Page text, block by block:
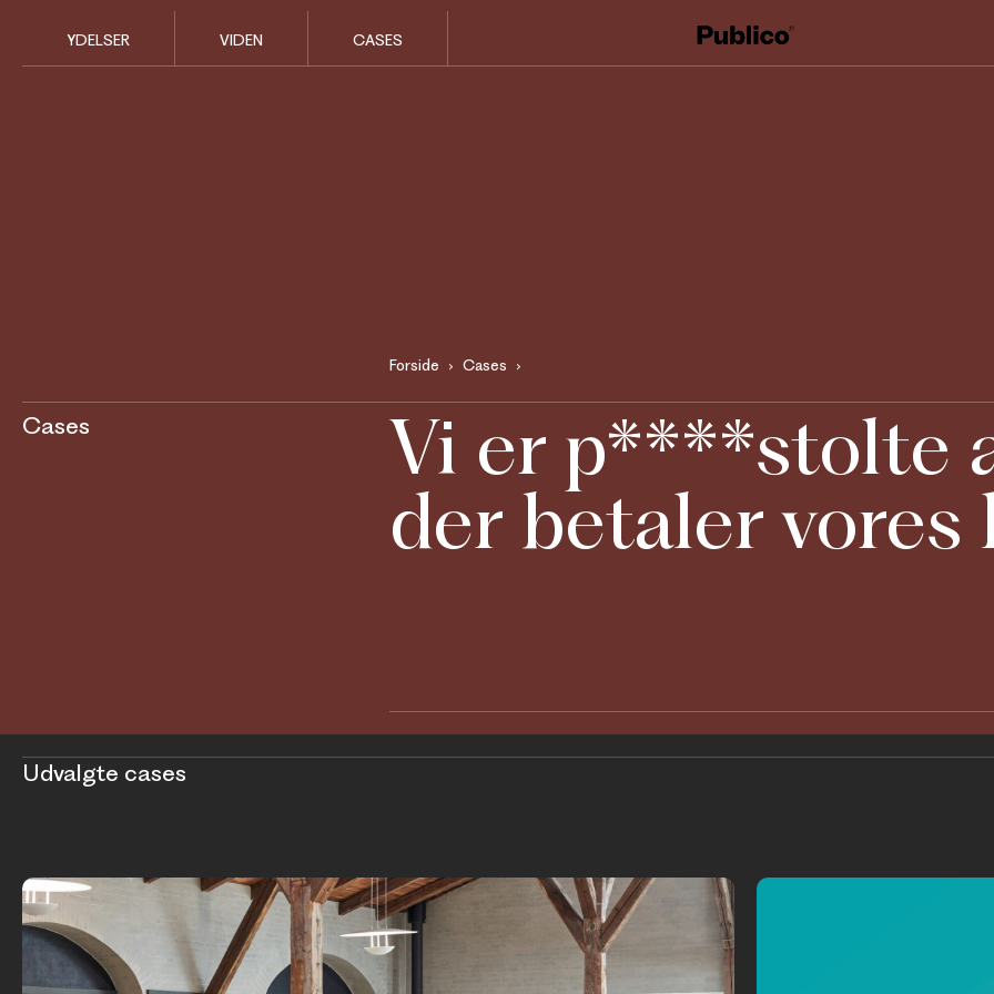
YDELSER VIDEN CASES
Forside Cases
Cases
Vi er p****stolte
der betaler vores
Udvalgte cases